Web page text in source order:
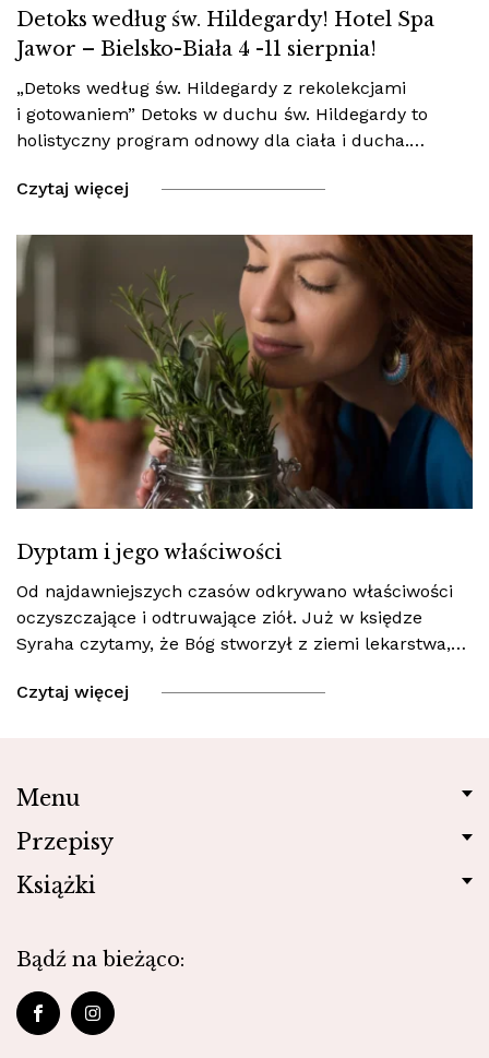
Detoks według św. Hildegardy! Hotel Spa
Jawor – Bielsko-Biała 4 -11 sierpnia!
„Detoks według św. Hildegardy z rekolekcjami
i gotowaniem” Detoks w duchu św. Hildegardy to
holistyczny program odnowy dla ciała i ducha.…
Czytaj więcej
Dyptam i jego właściwości
Od najdawniejszych czasów odkrywano właściwości
oczyszczające i odtruwające ziół. Już w księdze
Syraha czytamy, że Bóg stworzył z ziemi lekarstwa,…
Czytaj więcej
Menu
Przepisy
Książki
Bądź na bieżąco: